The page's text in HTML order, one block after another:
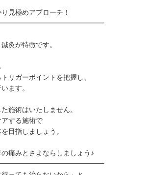
見極めアプローチ！
灸が特徴です。
リガーポイントを把握し、
ます。
施術はいたしません。
する施術で
目指しましょう。
痛みとさよならしましょう♪